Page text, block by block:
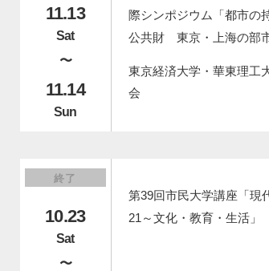
11.13
Sat
〜
11.14
Sun
際シンポジウム「都市の
公共財 東京・上海の部市
東京経済大学・華東理工
会
終了
10.23
Sat
〜
第39回市民大学講座「現
21～文化・教育・生活」